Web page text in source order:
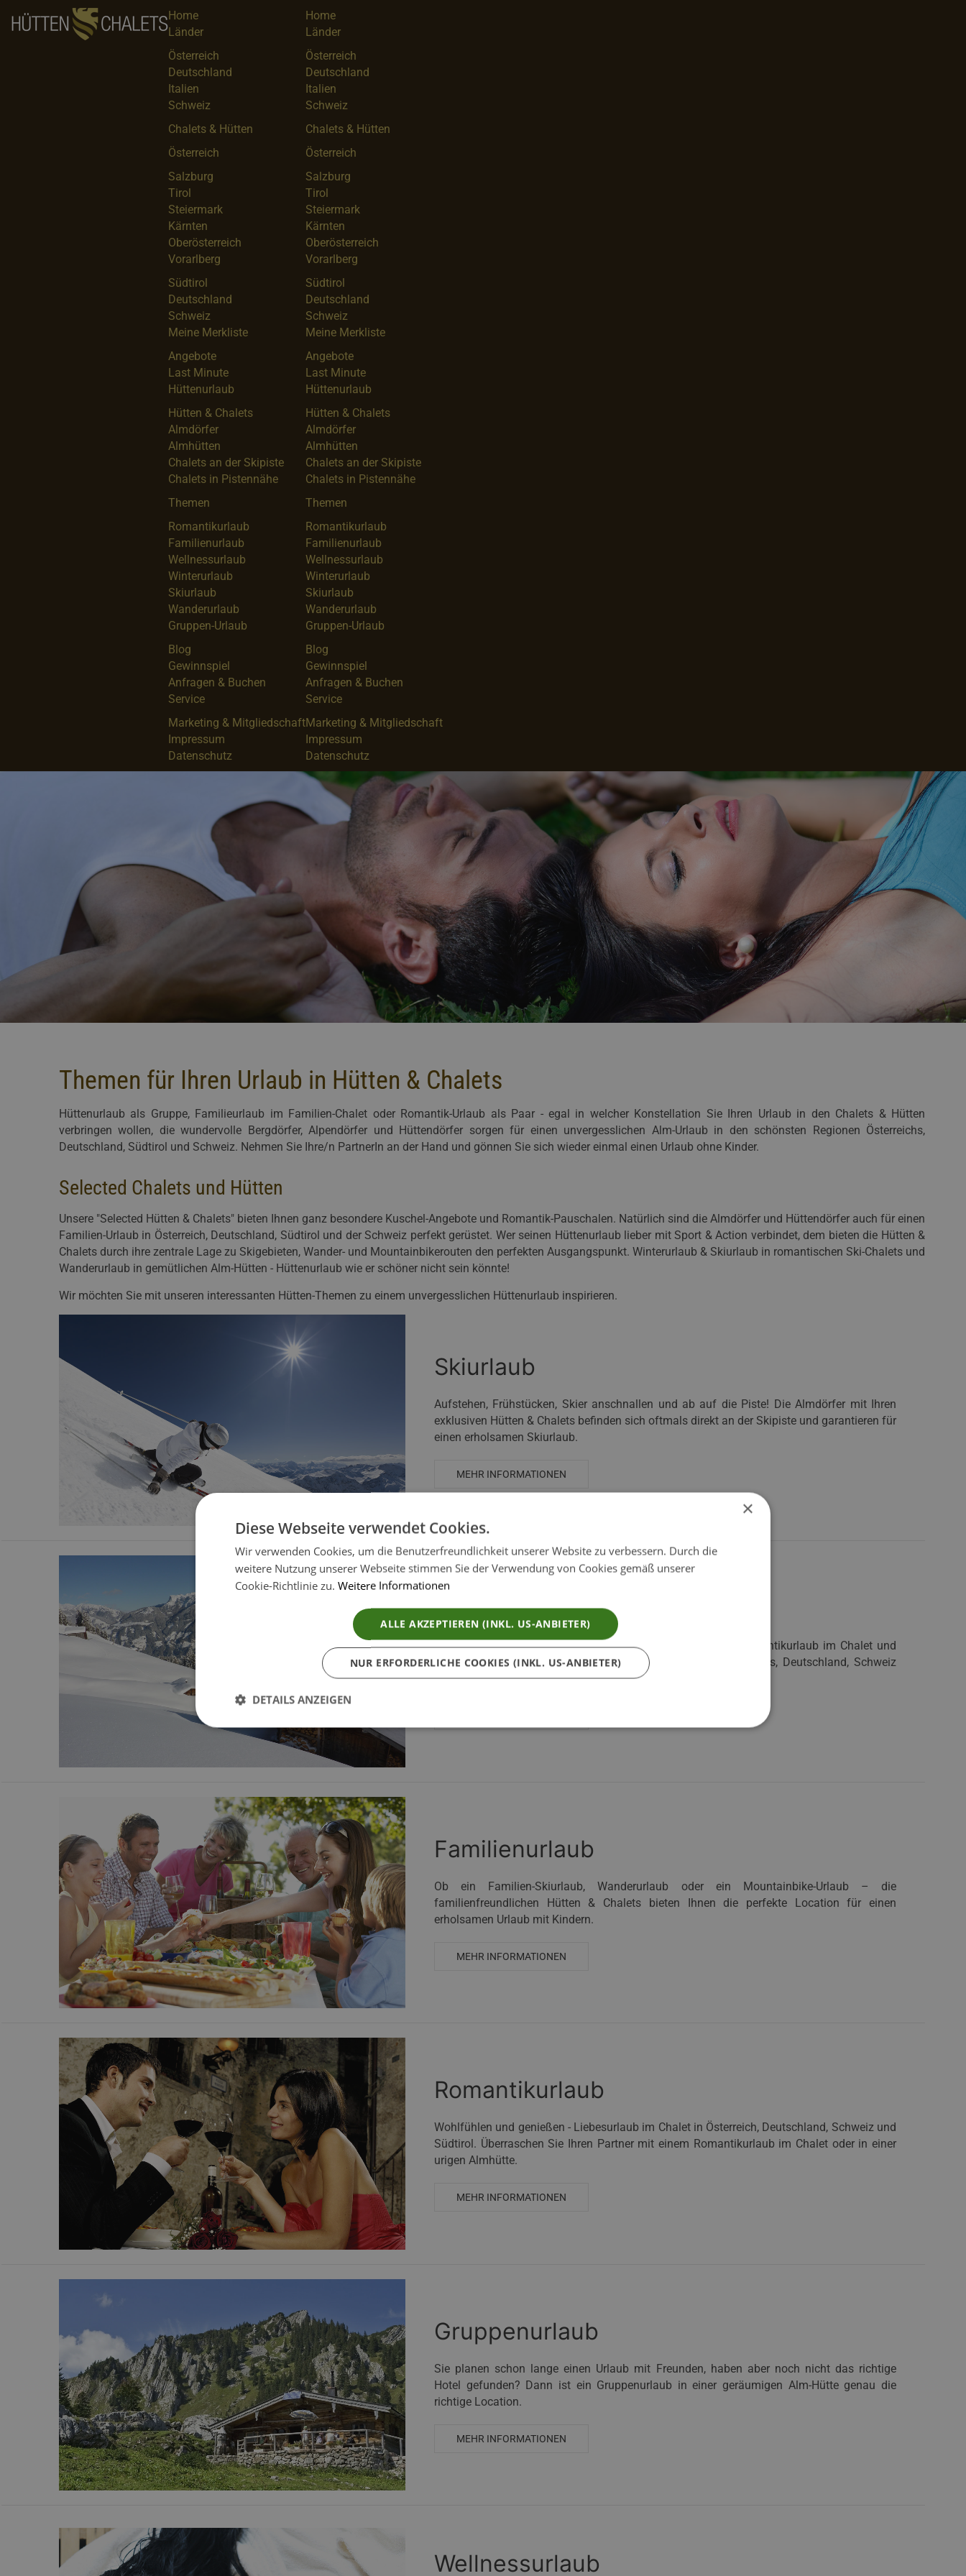
Home
Länder
Österreich
Deutschland
Italien
Schweiz
Chalets & Hütten
Österreich
Salzburg
Tirol
Steiermark
Kärnten
Oberösterreich
Vorarlberg
Südtirol
Deutschland
Schweiz
Meine Merkliste
Angebote
Last Minute
Hüttenurlaub
Hütten & Chalets
Almdörfer
Almhütten
Chalets an der Skipiste
Chalets in Pistennähe
Themen
Romantikurlaub
Familienurlaub
Wellnessurlaub
Winterurlaub
Skiurlaub
Wanderurlaub
Gruppen-Urlaub
Blog
Gewinnspiel
Anfragen & Buchen
Service
Marketing & Mitgliedschaft
Impressum
Datenschutz
Home
Länder
Österreich
Deutschland
Italien
Schweiz
Chalets & Hütten
Österreich
Salzburg
Tirol
Steiermark
Kärnten
Oberösterreich
Vorarlberg
Südtirol
Deutschland
Schweiz
Meine Merkliste
Angebote
Last Minute
Hüttenurlaub
Hütten & Chalets
Almdörfer
Almhütten
Chalets an der Skipiste
Chalets in Pistennähe
Themen
Romantikurlaub
Familienurlaub
Wellnessurlaub
Winterurlaub
Skiurlaub
Wanderurlaub
Gruppen-Urlaub
Blog
Gewinnspiel
Anfragen & Buchen
Service
Marketing & Mitgliedschaft
Impressum
Datenschutz
Themen für Ihren Urlaub in Hütten & Chalets
Hüttenurlaub als Gruppe, Familieurlaub im Familien-Chalet oder Romantik-Urlaub als Paar - egal in welcher Konstellation Sie Ihren Urlaub in den Chalets & Hütten
verbringen wollen, die wundervolle Bergdörfer, Alpendörfer und Hüttendörfer sorgen für einen unvergesslichen Alm-Urlaub in den schönsten Regionen Österreichs,
Deutschland, Südtirol und Schweiz. Nehmen Sie Ihre/n PartnerIn an der Hand und gönnen Sie sich wieder einmal einen Urlaub ohne Kinder.
Selected Chalets und Hütten
Unsere "Selected Hütten & Chalets" bieten Ihnen ganz besondere Kuschel-Angebote und Romantik-Pauschalen. Natürlich sind die Almdörfer und Hüttendörfer auch für einen
Familien-Urlaub in Österreich, Deutschland, Südtirol und der Schweiz perfekt gerüstet. Wer seinen Hüttenurlaub lieber mit Sport & Action verbindet, dem bieten die Hütten &
Chalets durch ihre zentrale Lage zu Skigebieten, Wander- und Mountainbikerouten den perfekten Ausgangspunkt. Winterurlaub & Skiurlaub in romantischen Ski-Chalets und
Wanderurlaub in gemütlichen Alm-Hütten - Hüttenurlaub wie er schöner nicht sein könnte!
Wir möchten Sie mit unseren interessanten Hütten-Themen zu einem unvergesslichen Hüttenurlaub inspirieren.
Skiurlaub
Aufstehen, Frühstücken, Skier anschnallen und ab auf die Piste! Die Almdörfer mit Ihren
exklusiven Hütten & Chalets befinden sich oftmals direkt an der Skipiste und garantieren für
einen erholsamen Skiurlaub.
MEHR INFORMATIONEN
Winterurlaub
Für Alle die sich lieber abseits der Pisten bewegen ist ein Romantikurlaub im Chalet und
aktiver Winterurlaub in den schönsten Winterregionen Österreichs, Deutschland, Schweiz
und Südtirol genau das Richtige!
Familienurlaub
Ob ein Familien-Skiurlaub, Wanderurlaub oder ein Mountainbike-Urlaub – die
familienfreundlichen Hütten & Chalets bieten Ihnen die perfekte Location für einen
erholsamen Urlaub mit Kindern.
MEHR INFORMATIONEN
Romantikurlaub
Wohlfühlen und genießen - Liebesurlaub im Chalet in Österreich, Deutschland, Schweiz und
Südtirol. Überraschen Sie Ihren Partner mit einem Romantikurlaub im Chalet oder in einer
urigen Almhütte.
MEHR INFORMATIONEN
Gruppenurlaub
Sie planen schon lange einen Urlaub mit Freunden, haben aber noch nicht das richtige
Hotel gefunden? Dann ist ein Gruppenurlaub in einer geräumigen Alm-Hütte genau die
richtige Location.
MEHR INFORMATIONEN
Wellnessurlaub
×
Diese Webseite verwendet Cookies.
Wir verwenden Cookies, um die Benutzerfreundlichkeit unserer Website zu verbessern. Durch die
weitere Nutzung unserer Webseite stimmen Sie der Verwendung von Cookies gemäß unserer
Cookie-Richtlinie zu. Weitere Informationen
ALLE AKZEPTIEREN (INKL. US-ANBIETER)
NUR ERFORDERLICHE COOKIES (INKL. US-ANBIETER)
DETAILS ANZEIGEN